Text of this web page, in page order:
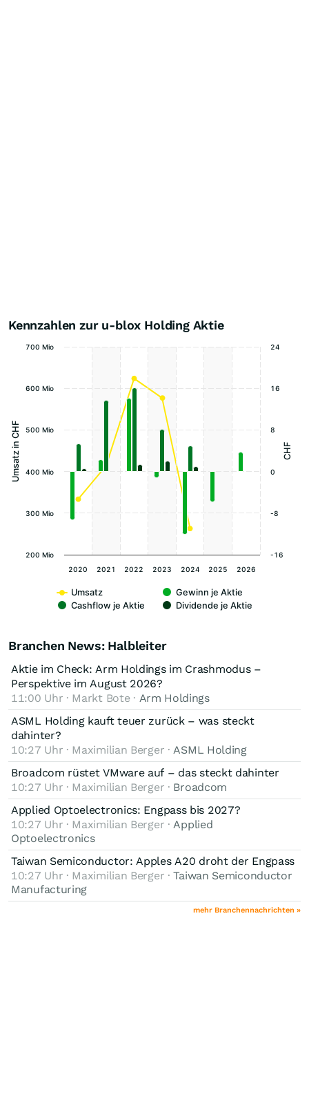
Kennzahlen zur u-blox Holding Aktie
Umsatz in CHF CHF
Umsatz
Gewinn je Aktie
Cashflow je Aktie
Dividende je Aktie
2020 2021 2022 2023 2024 2025 2026
200 Mio
300 Mio
400 Mio
500 Mio
600 Mio
700 Mio
-16
-8
0
8
16
24
Branchen News: Halbleiter
Aktie im Check: Arm Holdings im Crashmodus –
Perspektive im August 2026?
11:00 Uhr · Markt Bote · Arm Holdings
ASML Holding kauft teuer zurück – was steckt
dahinter?
10:27 Uhr · Maximilian Berger · ASML Holding
Broadcom rüstet VMware auf – das steckt dahinter
10:27 Uhr · Maximilian Berger · Broadcom
Applied Optoelectronics: Engpass bis 2027?
10:27 Uhr · Maximilian Berger · Applied
Optoelectronics
Taiwan Semiconductor: Apples A20 droht der Engpass
10:27 Uhr · Maximilian Berger ·Taiwan Semiconductor
Manufacturing
mehr Branchennachrichten »